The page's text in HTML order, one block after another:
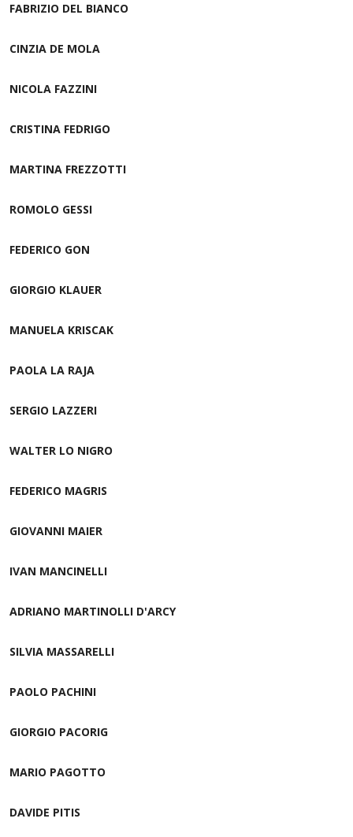
FABRIZIO DEL BIANCO
CINZIA DE MOLA
NICOLA FAZZINI
CRISTINA FEDRIGO
MARTINA FREZZOTTI
ROMOLO GESSI
FEDERICO GON
GIORGIO KLAUER
MANUELA KRISCAK
PAOLA LA RAJA
SERGIO LAZZERI
WALTER LO NIGRO
FEDERICO MAGRIS
GIOVANNI MAIER
IVAN MANCINELLI
ADRIANO MARTINOLLI D'ARCY
SILVIA MASSARELLI
PAOLO PACHINI
GIORGIO PACORIG
MARIO PAGOTTO
DAVIDE PITIS